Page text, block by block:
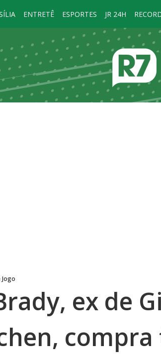
ENTRETÊ ESPORTES JR 24H
Jogo
ex de
compra